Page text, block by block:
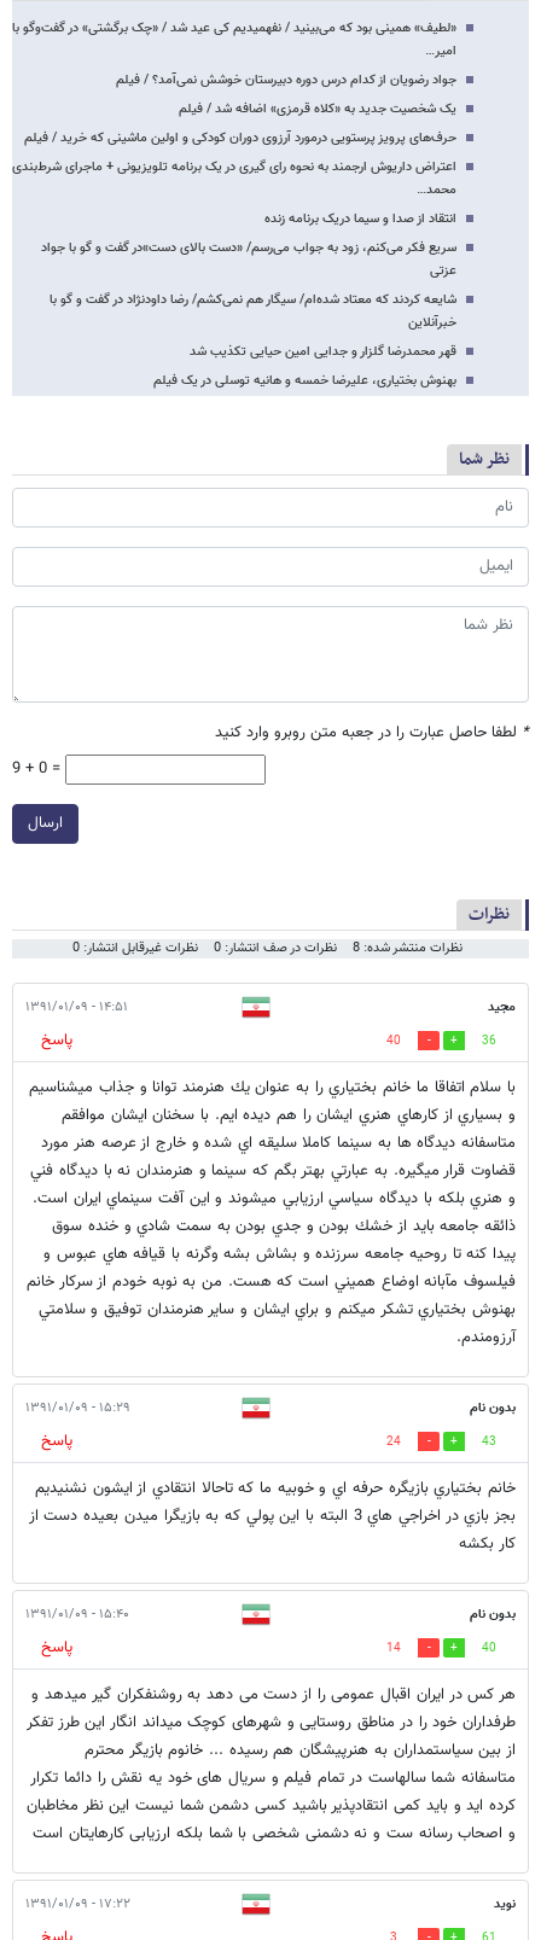
«لطیف» همینی بود که می‌بینید / نفهمیدیم کی عید شد / «چک برگشتی» در گفت‌و‌گو با
امیر…
جواد رضویان از کدام درس دوره دبیرستان خوشش نمی‌آمد؟ / فیلم
یک شخصیت جدید به «کلاه قرمزی» اضافه شد / فیلم
حرف‌های پرویز پرستویی درمورد آرزوی دوران کودکی و اولین ماشینی که خرید / فیلم
اعتراض داریوش ارجمند به نحوه رای گیری در یک برنامه تلویزیونی + ماجرای شرط‌بندی
محمد…
انتقاد از صدا و سیما دریک برنامه زنده
سریع فکر می‌کنم، زود به جواب می‌رسم/ «دست بالای دست»در گفت و گو با جواد
عزتی
شایعه کردند که معتاد‌ شده‌ام/ سیگار هم نمی‌کشم/ رضا داودنژاد در گفت و گو با
خبرآنلاین
قهر محمدرضا گلزار و جدایی امین حیایی تکذیب شد
بهنوش بختیاری، علیرضا خمسه و هانیه توسلی در یک فیلم
نظر شما
* لطفا حاصل عبارت را در جعبه متن روبرو وارد کنید
9 + 0 =
ارسال
نظرات
نظرات منتشر شده: 8 نظرات در صف انتشار: 0 نظرات غیرقابل انتشار: 0
مجيد ۱۴:۵۱ - ۱۳۹۱/۰۱/۰۹
36
40
پاسخ
با سلام اتفاقا ما خانم بختياري را به عنوان يك هنرمند توانا و جذاب ميشناسيم
و بسياري از كارهاي هنري ايشان را هم ديده ايم. با سخنان ايشان موافقم
متاسفانه ديدگاه ها به سينما كاملا سليقه اي شده و خارج از عرصه هنر مورد
قضاوت قرار ميگيره. به عبارتي بهتر بگم كه سينما و هنرمندان نه با ديدگاه فني
و هنري بلكه با ديدگاه سياسي ارزيابي ميشوند و اين آفت سينماي ايران است.
ذائقه جامعه بايد از خشك بودن و جدي بودن به سمت شادي و خنده سوق
پيدا كنه تا روحيه جامعه سرزنده و بشاش بشه وگرنه با قيافه هاي عبوس و
فيلسوف مآبانه اوضاع هميني است كه هست. من به نوبه خودم از سركار خانم
بهنوش بختياري تشكر ميكنم و براي ايشان و ساير هنرمندان توفيق و سلامتي
آرزومندم.
بدون نام ۱۵:۲۹ - ۱۳۹۱/۰۱/۰۹
43
24
پاسخ
خانم بختياري بازيگره حرفه اي و خوبيه ما كه تاحالا انتقادي از ايشون نشنيديم
بجز بازي در اخراجي هاي 3 البته با اين پولي كه به بازيگرا ميدن بعيده دست از
كار بكشه
بدون نام ۱۵:۴۰ - ۱۳۹۱/۰۱/۰۹
40
14
پاسخ
هر کس در ایران اقبال عمومی را از دست می دهد به روشنفکران گیر میدهد و
طرفداران خود را در مناطق روستایی و شهرهای کوچک میداند انگار این طرز تفکر
از بین سیاستمداران به هنرپیشگان هم رسیده ... خانوم بازیگر محترم
متاسفانه شما سالهاست در تمام فیلم و سریال های خود یه نقش را دائما تکرار
کرده اید و باید کمی انتقادپذیر باشید کسی دشمن شما نیست این نظر مخاطبان
و اصحاب رسانه ست و نه دشمنی شخصی با شما بلکه ارزیابی کارهایتان است
نوید ۱۷:۲۲ - ۱۳۹۱/۰۱/۰۹